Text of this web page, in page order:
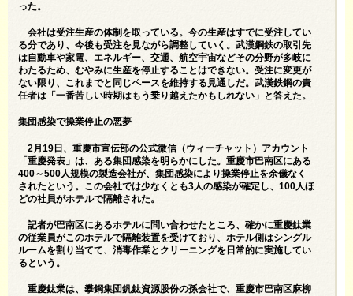
った。
会社は受注生産の体制を取っている。今の生産はすでに受注してい
る分であり、今後も受注を見ながら調整していく。武漢鋼鉄の取引先
は自動車や家電、エネルギー、交通、航空宇宙などその分野が多岐に
わたるため、むやみに生産を停止することはできない。受注に変更が
ない限り、これまでと同じペースを維持する見通しだ。武漢鉄鋼の責
任者は「一番苦しい時期はもう乗り越えたかもしれない」と答えた。
集団感染で操業停止の悪夢
2月19日、重慶市宣伝部の公式微信（ウィーチャット）アカウント
「重慶発表」は、ある集団感染を明らかにした。重慶市巴南区にある
400～500人規模の製造会社が、集団感染により操業停止を余儀なく
されたという。この会社では少なくとも3人の感染が確定し、100人ほ
どの社員がホテルで隔離された。
記者が巴南区にあるホテルに問い合わせたところ、確かに重慶鈦業
の従業員がこのホテルで隔離装置を受けており、ホテル側はシングル
ルームを割り当てて、消毒作業とクリーニングを日常的に実施してい
るという。
重慶鈦業は、攀鋼集団釩鈦資源股份の孫会社で、重慶市巴南区麻柳